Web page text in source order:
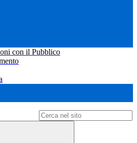
con il Pubblico